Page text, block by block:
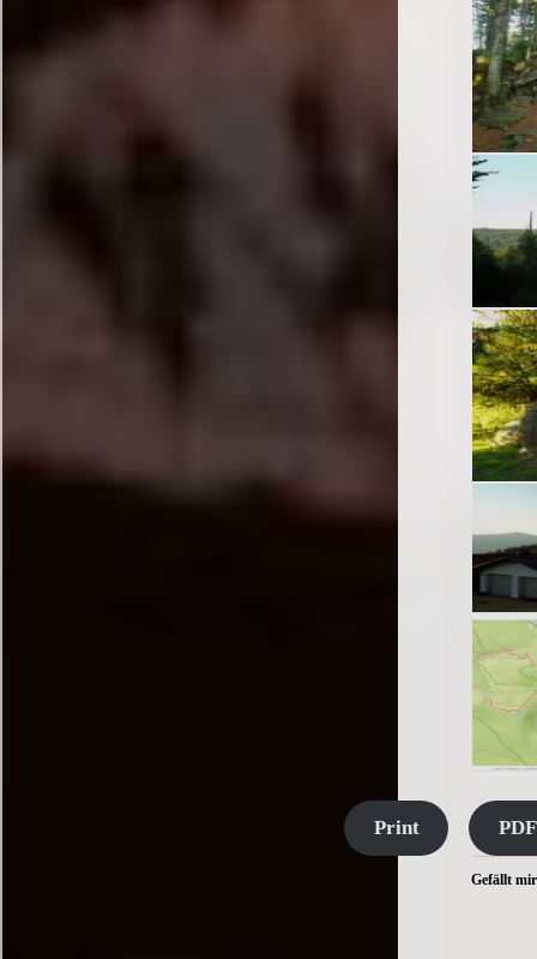
Print PDF
Gefällt